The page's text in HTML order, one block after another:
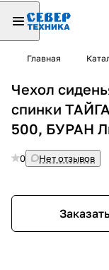
Главная
Чехол
спинки
500, БУРАН
0 Нет отзывов